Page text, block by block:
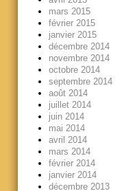
mars 2015
février 2015
janvier 2015
décembre 2014
novembre 2014
octobre 2014
septembre 2014
août 2014
juillet 2014
juin 2014
mai 2014
avril 2014
mars 2014
février 2014
janvier 2014
décembre 2013